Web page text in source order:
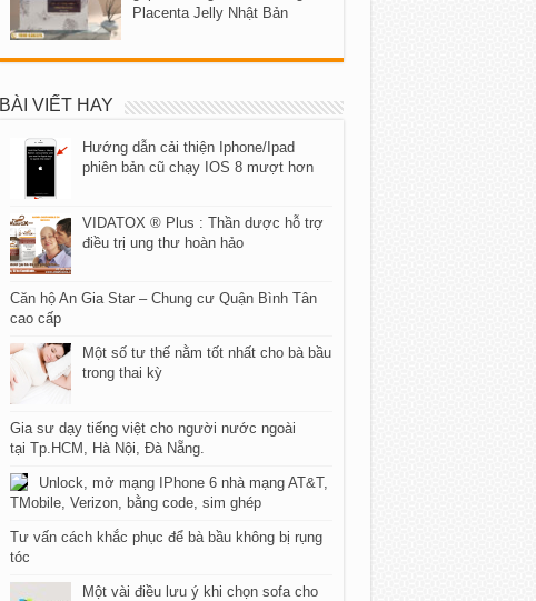
Placenta Jelly Nhật Bản
BÀI VIẾT HAY
Hướng dẫn cải thiện Iphone/Ipad
phiên bản cũ chạy IOS 8 mượt hơn
VIDATOX ® Plus : Thần dược hỗ trợ
điều trị ung thư hoàn hảo
Căn hộ An Gia Star – Chung cư Quận Bình Tân
cao cấp
Một số tư thế nằm tốt nhất cho bà bầu
trong thai kỳ
Gia sư dạy tiếng việt cho người nước ngoài
tại Tp.HCM, Hà Nội, Đà Nẵng.
Unlock, mở mạng IPhone 6 nhà mạng AT&T,
TMobile, Verizon, bằng code, sim ghép
Tư vấn cách khắc phục để bà bầu không bị rụng
tóc
Một vài điều lưu ý khi chọn sofa cho